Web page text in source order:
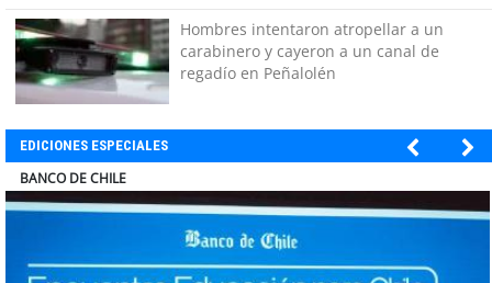
Hombres intentaron atropellar a un
carabinero y cayeron a un canal de
regadío en Peñalolén
EDICIONES ESPECIALES
ELECTROLUX